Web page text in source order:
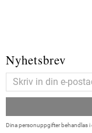
Nyhetsbrev
Dina personuppgifter behandlas i